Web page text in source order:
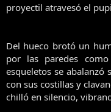
proyectil atravesó el
Del hueco brotó un
por las paredes
esqueletos se abalanzó
con sus costillas y
chilló en silencio,